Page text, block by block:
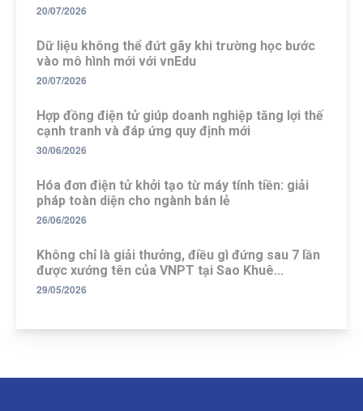
20/07/2026
Dữ liệu không thể đứt gãy khi trường học bước
vào mô hình mới với vnEdu
20/07/2026
Hợp đồng điện tử giúp doanh nghiệp tăng lợi thế
cạnh tranh và đáp ứng quy định mới
30/06/2026
Hóa đơn điện tử khởi tạo từ máy tính tiền: giải
pháp toàn diện cho ngành bán lẻ
26/06/2026
Không chỉ là giải thưởng, điều gì đứng sau 7 lần
được xướng tên của VNPT tại Sao Khuê...
29/05/2026